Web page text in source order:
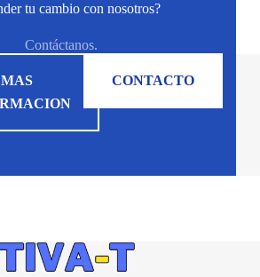
tu cambio con nosotros?
Contáctanos.
MAS
CONTACTO